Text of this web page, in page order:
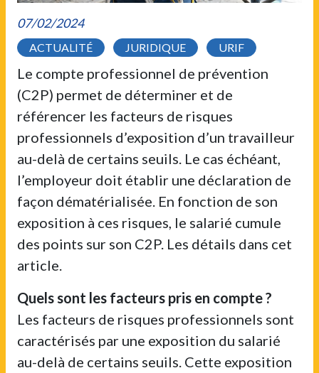
07/02/2024
ACTUALITÉ JURIDIQUE URIF
Le compte professionnel de prévention
(C2P) permet de déterminer et de
référencer les facteurs de risques
professionnels d’exposition d’un travailleur
au-delà de certains seuils. Le cas échéant,
l’employeur doit établir une déclaration de
façon dématérialisée. En fonction de son
exposition à ces risques, le salarié cumule
des points sur son C2P. Les détails dans cet
article.
Quels sont les facteurs pris en compte ?
Les facteurs de risques professionnels sont
caractérisés par une exposition du salarié
au-delà de certains seuils. Cette exposition